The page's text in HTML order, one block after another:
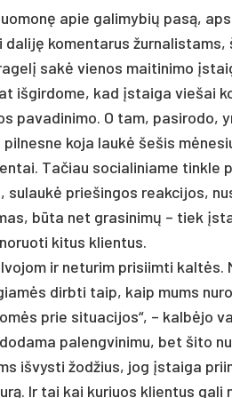
apie ga­li­my­bių pa­są,
da­liję ko­men­ta­rus
sakė vie­nos mai­ti­ni­mo
iš­gir­do­me, kad įstai­ga vie­šai
pa­va­di­ni­mo. O tam, pa­si­ro­do,
ko­ja laukė še­šis
Ta­čiau so­cia­li­nia­me
su­laukė prie­šin­gos reak­ci­jos,
būta net gra­si­nimų – tiek
ki­tus klien­tus.
ir ne­tu­rim pri­siim­ti
dirb­ti taip, kaip mums
prie si­tua­ci­jos“, – kalbė­jo
pa­leng­vi­ni­mu, bet ši­to
iš­vys­ti žod­žius, jog įstai­ga
Ir tai kai ku­riuos klien­tus